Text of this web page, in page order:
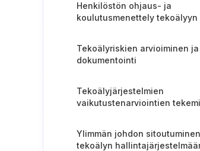
Henkilöstön ohjaus- ja
koulutusmenettely tekoälyyn
Tekoälyriskien arvioiminen ja
dokumentointi
Tekoälyjärjestelmien
vaikutustenarviointien
Ylimmän johdon sitoutuminen
tekoälyn